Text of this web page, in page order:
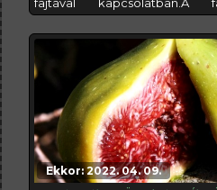
nyilvántartásban azt
szétterülő,
ágrendszerrel, növekedési
véleményem szerint
Levelei közepes méretűek,
Ekkor: 2022. 04. 09.